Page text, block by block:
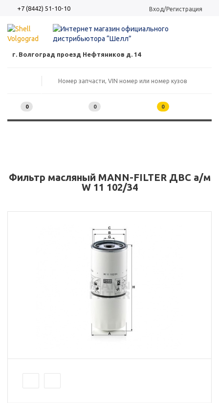
+7 (8442) 51-10-10 Вход/Регистрация
г. Волгоград проезд Нефтяников д. 14
0 0 0
Фильтр масляный MANN-FILTER ДВС а/м
W 11 102/34